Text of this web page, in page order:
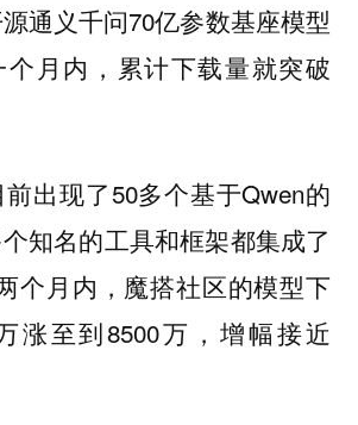
通义千问70亿参数基座模型
个月内，累计下载量就突破
出现了50多个基于Qwen的
知名的工具和框架都集成了
个月内，魔搭社区的模型下
涨至到8500万，增幅接近